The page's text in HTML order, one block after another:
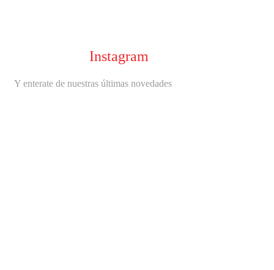
Instagram
Y enterate de nuestras últimas novedades